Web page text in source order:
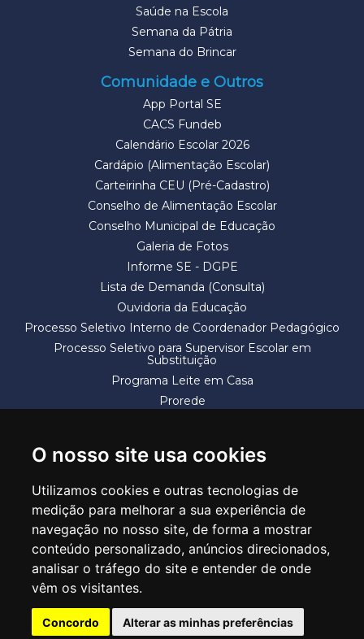
O nosso site usa cookies
Utilizamos cookies e outras tecnologias de
medição para melhorar a sua experiência de
navegação no nosso site, de forma a mostrar
conteúdo personalizado, anúncios direcionados,
analisar o tráfego do site e entender de onde
vêm os visitantes.
Concordo Alterar as minhas preferências
Saúde na Escola
Semana da Pátria
Semana do Brincar
Comunidade e Outros
App Portal SE
CACS Fundeb
Calendário Escolar 2026
Cardápio (Alimentação Escolar)
Carteirinha CEU (Pré-Cadastro)
Conselho de Alimentação Escolar
Conselho Municipal de Educação
Galeria de Fotos
Informe SE - DGPE
Lista de Demanda (Consulta)
Ouvidoria da Educação
Processo Seletivo Interno de Coordenador Pedagógico
Processo Seletivo para Supervisor Escolar em
Substituição
Programa Leite em Casa
Prorede
SECRETARIA DE EDUCAÇÃO
Rua Claudino Barbosa, 313 - Macedo - Guarulhos/SP CEP 07113-040
Central de Atendimento: *55 11 2475-7300